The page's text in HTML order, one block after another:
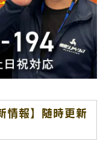
情報】随時更新